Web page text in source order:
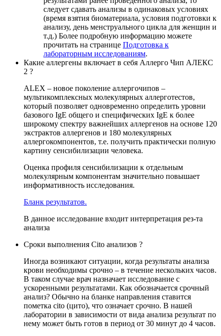
следует сдавать анализы в одинаковых условиях
(время взятия биоматериала, условия подготовки к
анализу, день менструального цикла для женщин и
т.д.) Более подробную информацию можете
прочитать на странице Подготовка к
лабораторным исследованиям.
Какие аллергены включает в себя Аллерго Чип АЛЕКС
2 ?
ALEX – новое поколение аллергочипов –
мультикомплексных молекулярных аллерготестов,
который позволяет одновременно определить уровни
базового IgE общего и специфических IgE к более
широкому спектру важнейших аллергенов на основе 120
экстрактов аллергенов и 180 молекулярных
аллергокомпонентов, т.е. получить практически полную
картину сенсибилизации человека.
Оценка профиля сенсибилизации к отдельным
молекулярным компонентам значительно повышает
информативность исследования.
Бланк результатов.
В данное исследование входит интерпретация рез-та
анализа
Сроки выполнения Cito анализов ?
Иногда возникают ситуации, когда результаты анализа
крови необходимы срочно – в течение нескольких часов.
В таком случае врач назначает исследование с
ускоренными результатами. Как обозначается срочный
анализ? Обычно на бланке направления ставится
пометка cito (цито), что означает срочно. В нашей
лаборатории в зависимости от вида анализа результат по
нему может быть готов в период от 30 минут до 4 часов.